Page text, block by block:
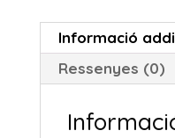
Informació
Ressenyes (0)